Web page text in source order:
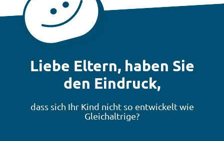
Liebe Eltern, haben Sie
den Eindruck,
dass sich Ihr Kind nicht so entwickelt wie
Gleichaltrige?